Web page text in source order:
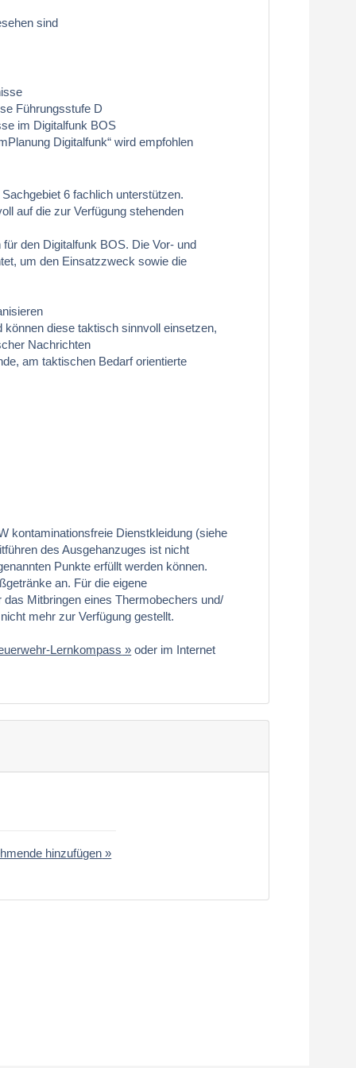
sind
Führungsstufe D
im Digitalfunk BOS
Digitalfunk“ wird empfohlen
6 fachlich unterstützen.
auf die zur Verfügung stehenden
den Digitalfunk BOS. Die Vor- und
um den Einsatzzweck sowie die
diese taktisch sinnvoll einsetzen,
Nachrichten
am taktischen Bedarf orientierte
kontaminationsfreie Dienstkleidung (siehe
des Ausgehanzuges ist nicht
Punkte erfüllt werden können.
an. Für die eigene
Mitbringen eines Thermobechers und/
mehr zur Verfügung gestellt.
Lernkompass
oder im Internet
hinzufügen